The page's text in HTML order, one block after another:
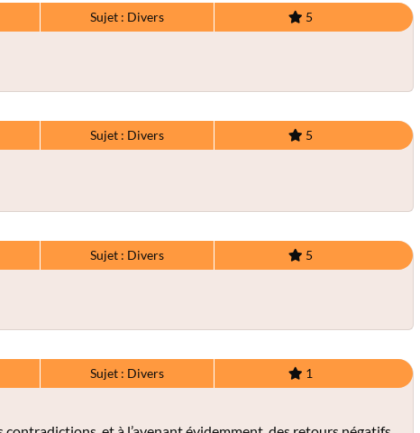
Sujet : Divers 5
Sujet : Divers 5
Sujet : Divers 5
Sujet : Divers 1